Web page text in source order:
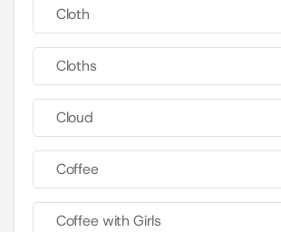
Cloth
Cloths
Cloud
Coffee
Coffee with Girls